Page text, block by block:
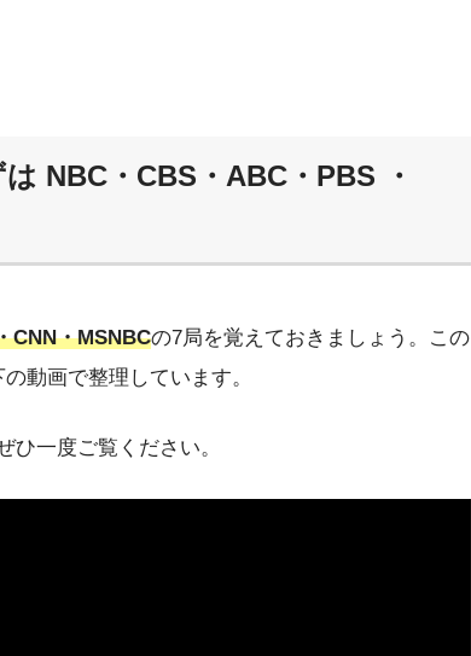
NBC・CBS・ABC・PBS ・
CNN・MSNBCの7局を覚えておきましょう。この
動画で整理しています。
一度ご覧ください。